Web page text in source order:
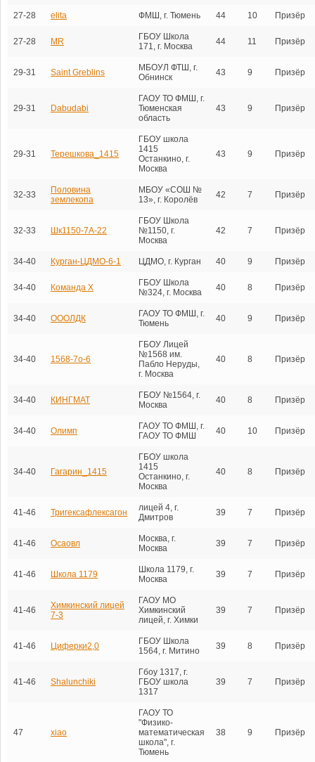
27-28 elita ФМШ, г. Тюмень 44 10 Призёр
27-28 МR
ГБОУ Школа
171, г. Москва
44 11 Призёр
29-31 Saint Greblins
МБОУЛ ФТШ, г.
Обнинск
43 9 Призёр
29-31 Dabudabi
ГАОУ ТО ФМШ, г.
Тюменская
область
43 9 Призёр
29-31 Терешкова_1415
ГБОУ школа
1415
Останкино, г.
Москва
43 9 Призёр
32-33
Половина
землекопа
МБОУ «СОШ №
13», г. Королёв
42 7 Призёр
32-33 Шк1150-7А-22
ГБОУ Школа
№1150, г.
Москва
42 7 Призёр
34-40 Курган-ЦДМО-6-1 ЦДМО, г. Курган 40 9 Призёр
34-40 Команда Х
ГБОУ Школа
№324, г. Москва
40 8 Призёр
34-40 ОООЛДК
ГАОУ ТО ФМШ, г.
Тюмень
40 9 Призёр
34-40 1568-7о-6
ГБОУ Лицей
№1568 им.
Пабло Неруды,
г. Москва
40 8 Призёр
34-40 КИНГМАТ
ГБОУ №1564, г.
Москва
40 8 Призёр
34-40 Олимп
ГАОУ ТО ФМШ, г.
ГАОУ ТО ФМШ
40 10 Призёр
34-40 Гагарин_1415
ГБОУ школа
1415
Останкино, г.
Москва
40 8 Призёр
41-46 Тригексафлексагон
лицей 4, г.
Дмитров
39 7 Призёр
41-46 Осаовл
Москва, г.
Москва
39 7 Призёр
41-46 Школа 1179
Школа 1179, г.
Москва
39 7 Призёр
41-46
Химкинский лицей
7-3
ГАОУ МО
Химкинский
лицей, г. Химки
39 7 Призёр
41-46 Циферки2,0
ГБОУ Школа
1564, г. Митино
39 8 Призёр
41-46 Shalunchiki
Гбоу 1317, г.
ГБОУ школа
1317
39 7 Призёр
47 xiao
ГАОУ ТО
"Физико-
математическая
школа", г.
Тюмень
38 9 Призёр